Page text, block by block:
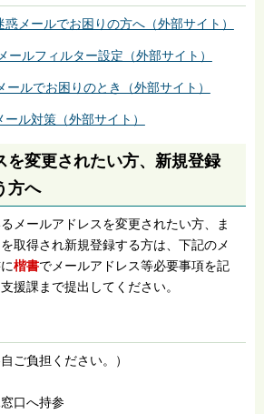
メールでお困りの方へ（外部サイト）
ルフィルター設定（外部サイト）
ルでお困りのとき（外部サイト）
ル対策（外部サイト）
を変更されたい方、新規登録
方へ
メールアドレスを変更されたい方、ま
取得され新規登録する方は、下記のメ
楷書でメールアドレス等必要事項を記
援課まで提出してください。
ご負担ください。）
口へ持参